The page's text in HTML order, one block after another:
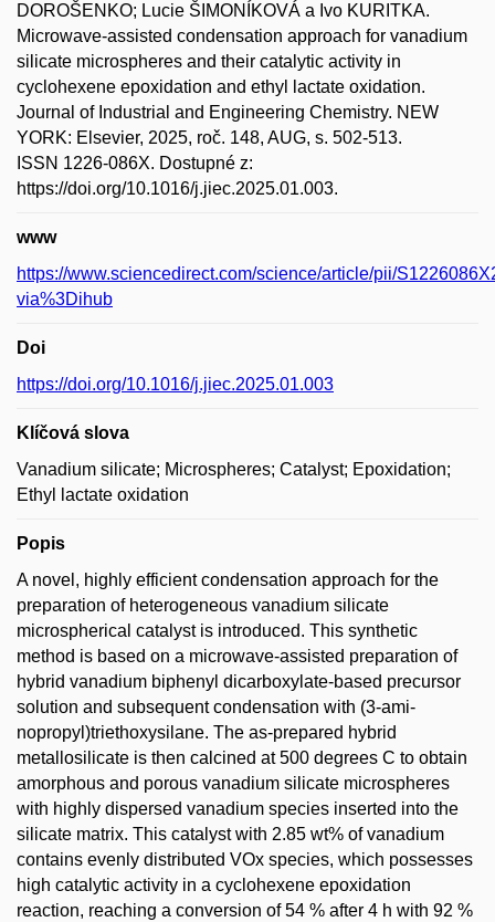
DOROŠENKO; Lucie ŠIMONÍKOVÁ a Ivo KURITKA.
Microwave-assisted condensation approach for vanadium
silicate microspheres and their catalytic activity in
cyclohexene epoxidation and ethyl lactate oxidation.
Journal of Industrial and Engineering Chemistry. NEW
YORK: Elsevier, 2025, roč. 148, AUG, s. 502-513.
ISSN 1226-086X. Dostupné z:
https://doi.org/10.1016/j.jiec.2025.01.003.
www
https://www.sciencedirect.com/science/article/pii/
via%3Dihub
Doi
https://doi.org/10.1016/j.jiec.2025.01.003
Klíčová slova
Vanadium silicate; Microspheres; Catalyst; Epoxidation;
Ethyl lactate oxidation
Popis
A novel, highly efficient condensation approach for the
preparation of heterogeneous vanadium silicate
microspherical catalyst is introduced. This synthetic
method is based on a microwave-assisted preparation of
hybrid vanadium biphenyl dicarboxylate-based precursor
solution and subsequent condensation with (3-ami-
nopropyl)triethoxysilane. The as-prepared hybrid
metallosilicate is then calcined at 500 degrees C to obtain
amorphous and porous vanadium silicate microspheres
with highly dispersed vanadium species inserted into the
silicate matrix. This catalyst with 2.85 wt% of vanadium
contains evenly distributed VOx species, which possesses
high catalytic activity in a cyclohexene epoxidation
reaction, reaching a conversion of 54 % after 4 h with 92 %